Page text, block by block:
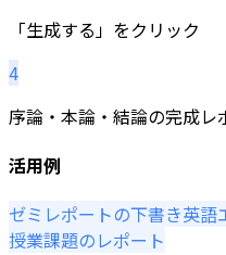
「生成する」をクリック
4
序論・本論・結論の完成レ
活用例
ゼミレポートの下書き英語
授業課題のレポート